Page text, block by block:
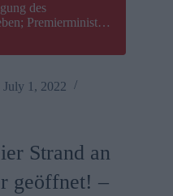
des
Premierminister
July 1, 2022
Strand an
geöffnet! –